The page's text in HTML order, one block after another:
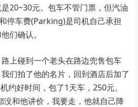
20~30元。包车不管门票，但汽油
停车费(Parking)是司机自己承担
们确认。
上碰到一个老头在路边兜售包车
们拍了他的名片，回到酒店后加了
约好时间，包了1天车，250元。
没和他讲价，我要走，他就自己降